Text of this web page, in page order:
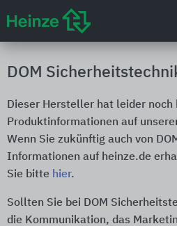
DOM
Dieser Hersteller hat leider noch
Produktinformationen auf
Wenn Sie zukünftig auch von
Informationen auf heinze.de
Sie bitte hier.
Sollten Sie bei DOM
die Kommunikation, das